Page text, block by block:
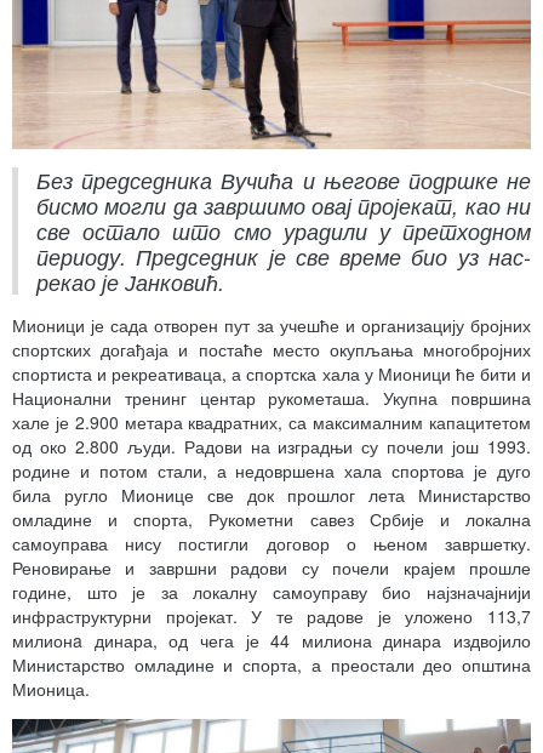
Без председника Вучића и његове подршке не
бисмо могли да завршимо овај пројекат, као ни
све остало што смо урадили у претходном
периоду. Председник је све време био уз нас-
рекао је Јанковић.
Мионици је сада отворен пут за учешће и организацију бројних
спортских догађаја и постаће место окупљања многобројних
спортиста и рекреативаца, а спортска хала у Мионици ће бити и
Национални тренинг центар рукометаша. Укупна површина
хале је 2.900 метара квадратних, са максималним капацитетом
од око 2.800 људи. Радови на изградњи су почели још 1993.
родине и потом стали, а недовршена хала спортова је дуго
била ругло Мионице све док прошлог лета Министарство
омладине и спорта, Рукометни савез Србије и локална
самоуправа нису постигли договор о њеном завршетку.
Реновирање и завршни радови су почели крајем прошле
године, што је за локалну самоуправу био најзначајнији
инфраструктурни пројекат. У те радове је уложено 113,7
милионa динара, од чега је 44 милиона динара издвојило
Министарство омладине и спорта, а преостали део општина
Мионица.